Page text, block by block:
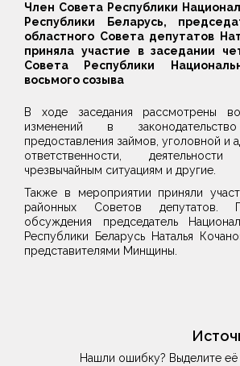
Член Совета Республики
Республики Беларусь,
областного Совета депутатов
приняла участие в заседании
Совета Республики
восьмого созыва
В ходе заседания рассмотрены
изменений в
предоставления займов, уголовной и
ответственности,
чрезвычайным ситуациям и другие.
Также в мероприятии приняли
районных Советов депутатов.
обсуждения председатель
Республики Беларусь Наталья
представителями Минщины.
Нашли ошибку? Выделите